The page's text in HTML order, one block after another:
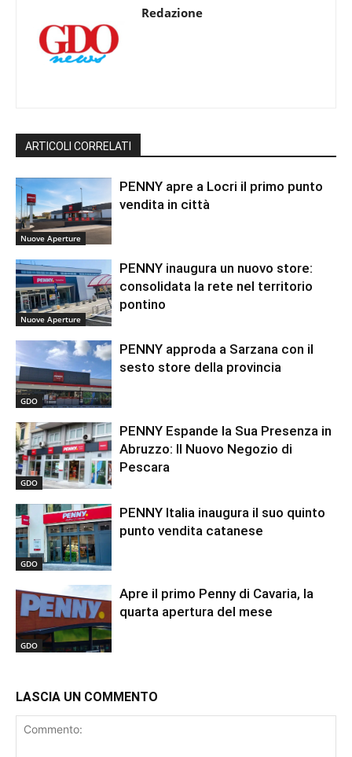
Redazione
ARTICOLI CORRELATI
Nuove Aperture
PENNY apre a Locri il primo punto
vendita in città
Nuove Aperture
PENNY inaugura un nuovo store:
consolidata la rete nel territorio
pontino
GDO
PENNY approda a Sarzana con il
sesto store della provincia
GDO
PENNY Espande la Sua Presenza in
Abruzzo: Il Nuovo Negozio di
Pescara
GDO
PENNY Italia inaugura il suo quinto
punto vendita catanese
GDO
Apre il primo Penny di Cavaria, la
quarta apertura del mese
LASCIA UN COMMENTO